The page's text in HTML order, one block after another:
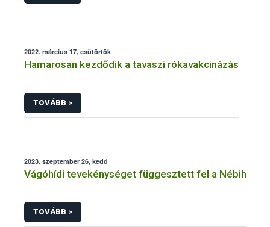
2022. március 17, csütörtök
Hamarosan kezdődik a tavaszi rókavakcinázás
TOVÁBB >
2023. szeptember 26, kedd
Vágóhídi tevekénységet függesztett fel a Nébih
TOVÁBB >